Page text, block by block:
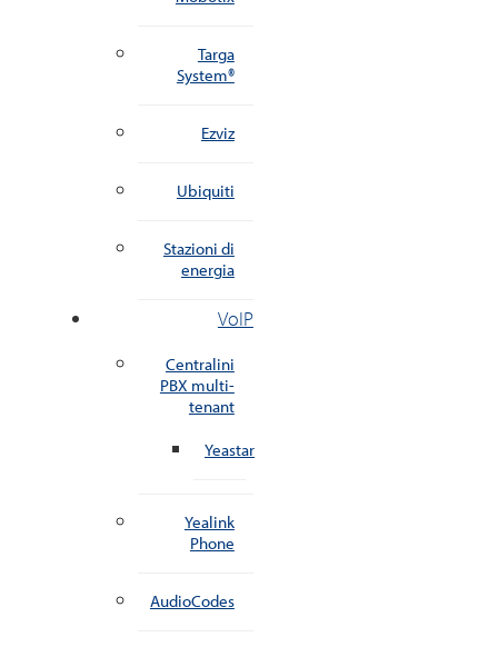
Targa
System®
Ezviz
Ubiquiti
Stazioni di
energia
VoIP
Centralini
PBX multi-
tenant
Yeastar
Yealink
Phone
AudioCodes